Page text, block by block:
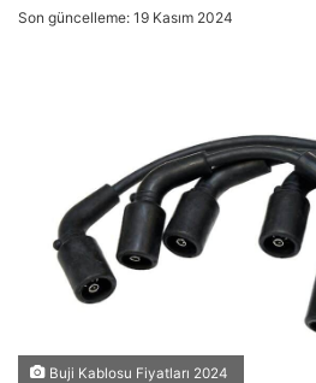
Son güncelleme: 19 Kasım 2024
Buji Kablosu Fiyatları 2024